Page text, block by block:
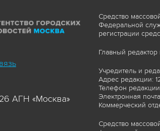
АГН «Москва»
Средство
Федеральной
регистрации
Главный редактор
Учредитель и
Адрес редакции:
Телефон
Электронная
Коммерческий
Средство